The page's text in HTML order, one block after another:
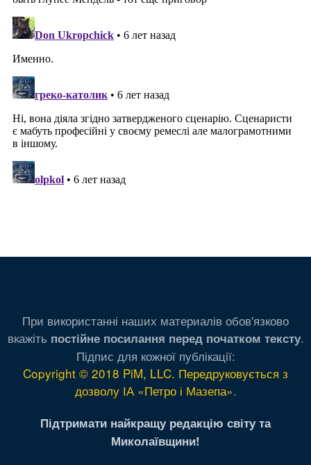
При використанні наших материалів обов'язково
вкажіть постійне посилання перед початком тексту.
Підпис для кожної публікації:
Copyright © 2018 PiM, LLC. Передруковується з
дозволу ІА «Петро і Мазепа».
Підтримати найкращу редакцію світу та
Миколаївщини!